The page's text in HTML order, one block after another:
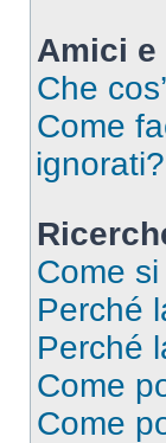
Amici e
Che
Come
ignorati?
Come
Perché
Perché
Come
Come